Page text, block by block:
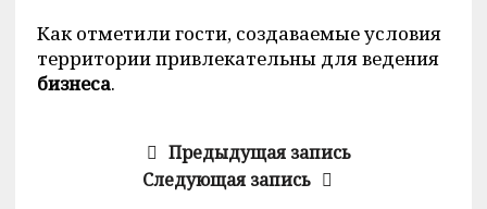
Как отметили гости, создаваемые условия
территории привлекательны для ведения
бизнеса.
Предыдущая запись
Следующая запись